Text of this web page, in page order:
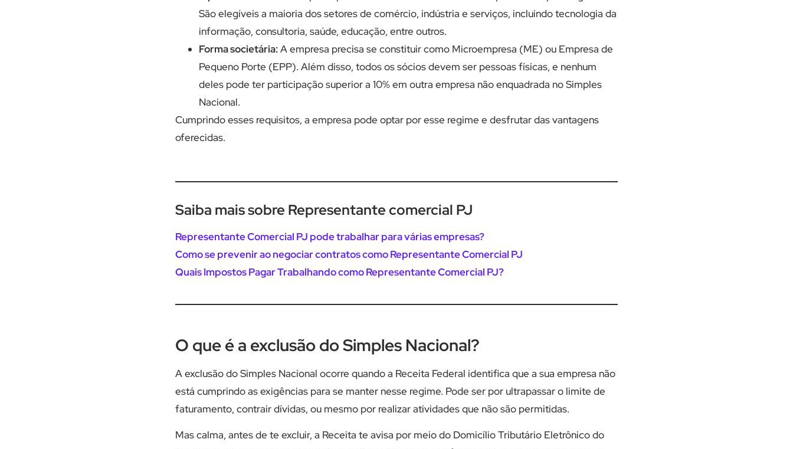
São elegíveis a maioria dos setores de comércio, indústria e serviços, incluindo tecnologia da
informação, consultoria, saúde, educação, entre outros.
Forma societária:A empresa precisa se constituir como Microempresa (ME) ou Empresa de
Pequeno Porte (EPP). Além disso, todos os sócios devem ser pessoas físicas, e nenhum
deles pode ter participação superior a 10% em outra empresa não enquadrada no Simples
Nacional.
Cumprindo esses requisitos, a empresa pode optar por esse regime e desfrutar das vantagens
oferecidas.
Saiba mais sobre Representante comercial PJ
Representante Comercial PJ pode trabalhar para várias empresas?
Como se prevenir ao negociar contratos como Representante Comercial PJ
Quais Impostos Pagar Trabalhando como Representante Comercial PJ?
O que é a exclusão do Simples Nacional?
A exclusão do Simples Nacional ocorre quando a Receita Federal identifica que a sua empresa não
está cumprindo as exigências para se manter nesse regime. Pode ser por ultrapassar o limite de
faturamento, contrair dívidas, ou mesmo por realizar atividades que não são permitidas.
Mas calma, antes de te excluir, a Receita te avisa por meio do Domicílio Tributário Eletrônico do